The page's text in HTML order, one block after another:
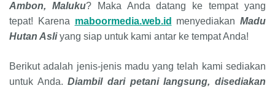
Ambon, Maluku? Maka Anda datang ke tempat yang
tepat! Karena maboormedia.web.id menyediakan Madu
Hutan Asli yang siap untuk kami antar ke tempat Anda!
Berikut adalah jenis-jenis madu yang telah kami sediakan
untuk Anda.Diambil dari petani langsung, disediakan